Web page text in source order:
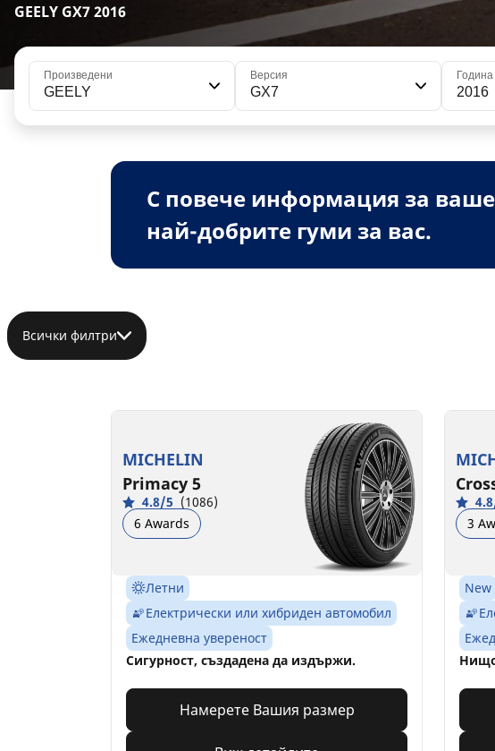
GEELY GX7 2016
Произведени
GEELY
Версия
GX7 2016
С повече информация за
най-добрите гуми за вас.
Всички филтри
MICHELIN
Primacy 5
4.8/5 (1086)
6 Awards
Летни
Електрически или хибриден автомобил
Ежедневна увереност
Сигурност, създадена да издържи.
Намерете Вашия размер
3
New